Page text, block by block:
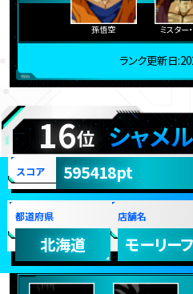
孫悟空 ミスター
ランク更新日
16位 シャメル
スコア 595418pt
都道府県
北海道
店舗名
モーリー